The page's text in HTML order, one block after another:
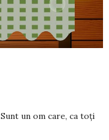
un om care, ca toți